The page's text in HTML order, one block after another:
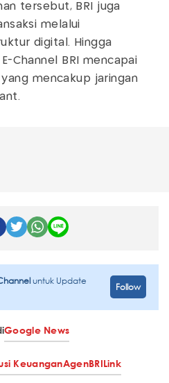
tersebut, BRI juga
melalui
digital. Hingga
Channel BRI mencapai
mencakup jaringan
untuk Update
Follow
Google News
KeuanganAgenBRILink